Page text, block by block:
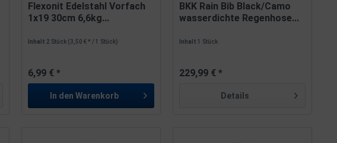
Flexonit Edelstahl Vorfach
1x19 30cm 6,6kg...
Inhalt 2 Stück (3,50 € * / 1 Stück)
6,99 € *
In den Warenkorb
BKK Rain Bib Black/Camo
wasserdichte Regenhose...
Inhalt1 Stück
229,99 € *
Details